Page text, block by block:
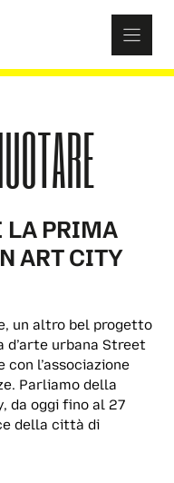
LA PRIMA
ART CITY
un altro bel progetto
urbana Street
l’associazione
Parliamo della
da oggi fino al 27
della città di